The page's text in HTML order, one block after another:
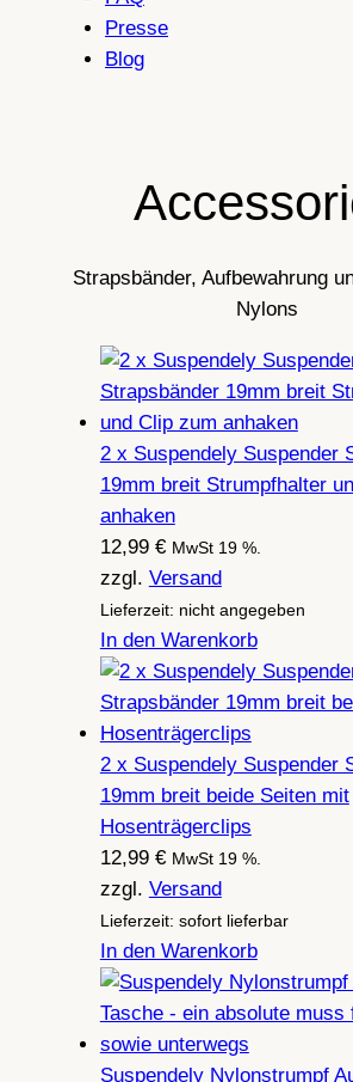
Presse
Blog
Strapsbänder, Aufbewahrung
Nylons
2 x Suspendely Suspender
19mm breit Strumpfhalter
anhaken
12,99 € MwSt 19 %.
zzgl. Versand
Lieferzeit: nicht angegeben
In den Warenkorb
2 x Suspendely Suspender
19mm breit beide Seiten mit
Hosenträgerclips
12,99 € MwSt 19 %.
zzgl. Versand
Lieferzeit: sofort lieferbar
In den Warenkorb
Suspendely Nylonstrumpf